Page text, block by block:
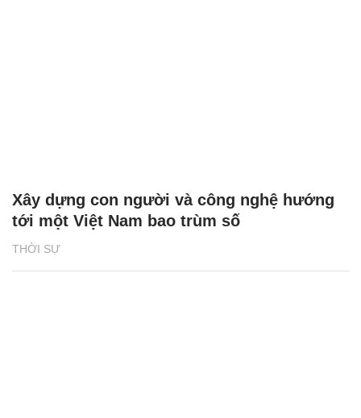
THỜI SỰ
Xây dựng con người và công nghệ hướng
tới một Việt Nam bao trùm số